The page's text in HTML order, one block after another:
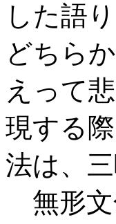
した語
どちら
えって
現する
法は、
無形文